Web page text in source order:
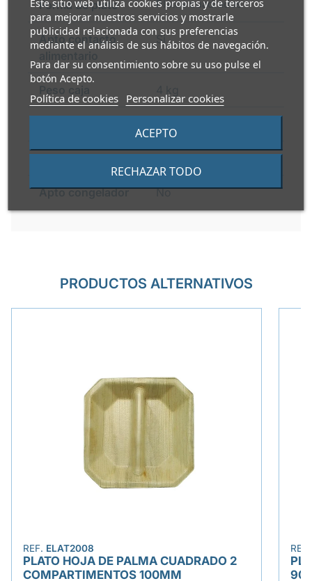
Este sitio web utiliza cookies propias y de terceros
para mejorar nuestros servicios y mostrarle
publicidad relacionada con sus preferencias
mediante el análisis de sus hábitos de navegación.
Para dar su consentimiento sobre su uso pulse el
botón Acepto.
Política de cookies Personalizar cookies
RECHAZAR TODO
ACEPTO
Forma de plato Platos cuadrados
Apto contacto
Si
Apto horno Si
Apto congelador No
PRODUCTOS ALTERNATIVOS
REF. ELAT2008
PLATO HOJA DE PALMA CUADRADO 2
COMPARTIMENTOS 100MM